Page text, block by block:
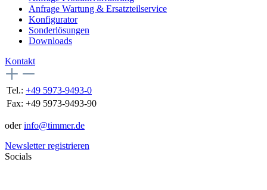
Anfrage Wartung & Ersatzteilservice
Konfigurator
Sonderlösungen
Downloads
Kontakt
Tel.: +49 5973-9493-0
Fax: +49 5973-9493-90
oderinfo@timmer.de
Newsletter registrieren
Socials